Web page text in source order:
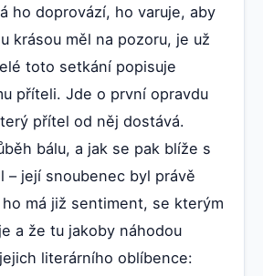
ho doprovází, ho varuje, aby
krásou měl na pozoru, je už
toto setkání popisuje
příteli. Jde o první opravdu
přítel od něj dostává.
bálu, a jak se pak blíže s
– její snoubenec byl právě
má již sentiment, se kterým
a že tu jakoby náhodou
literárního oblíbence: